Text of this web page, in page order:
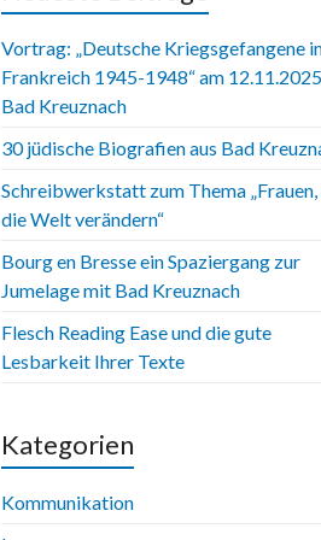
Vortrag: „Deutsche Kriegsgefangene
Frankreich 1945-1948“ am
Bad Kreuznach
30 jüdische Biografien aus Bad
Schreibwerkstatt zum Thema „Frauen,
die Welt verändern“
Bourg en Bresse ein Spaziergang zur
Jumelage mit Bad Kreuznach
Flesch Reading Ease und die gute
Lesbarkeit Ihrer Texte
Kategorien
Kommunikation